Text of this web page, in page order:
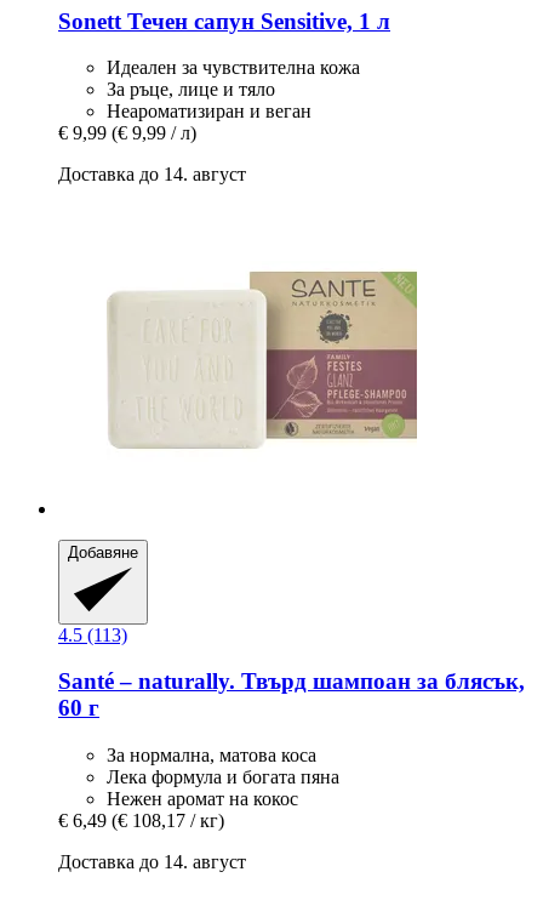
Sonett Течен сапун Sensitive, 1 л
Идеален за чувствителна кожа
За ръце, лице и тяло
Неароматизиран и веган
€ 9,99 (€ 9,99 / л)
Доставка до 14. август
Добавяне
4.5 (113)
Santé – naturally. Твърд шампоан за блясък,
60 г
За нормална, матова коса
Лека формула и богата пяна
Нежен аромат на кокос
€ 6,49 (€ 108,17 / кг)
Доставка до 14. август